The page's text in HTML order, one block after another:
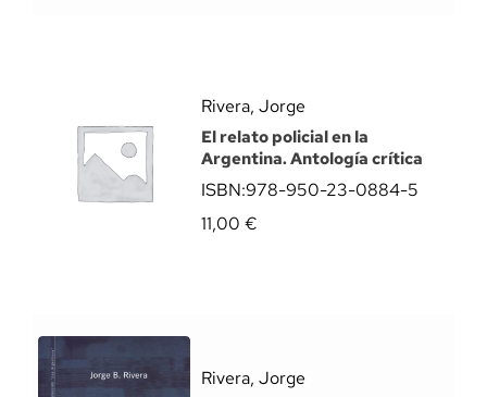
Rivera, Jorge
El relato policial en la
Argentina. Antología crítica
ISBN:978-950-23-0884-5
11,00 €
Rivera, Jorge